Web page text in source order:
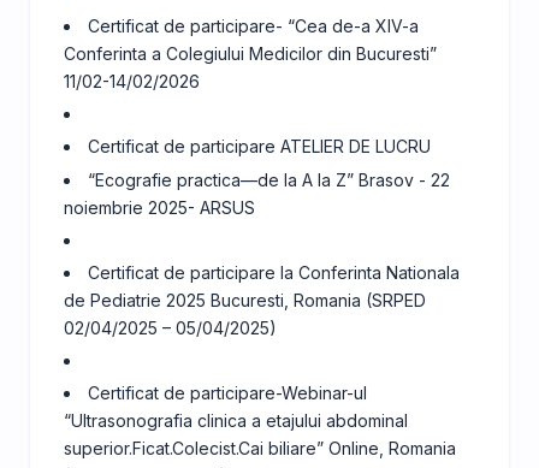
Certificat de participare- “Cea de-a XIV-a
Conferinta a Colegiului Medicilor din Bucuresti”
11/02-14/02/2026
Certificat de participare ATELIER DE LUCRU
“Ecografie practica—de la A la Z” Brasov - 22
noiembrie 2025- ARSUS
Certificat de participare la Conferinta Nationala
de Pediatrie 2025 Bucuresti, Romania (SRPED
02/04/2025 – 05/04/2025)
Certificat de participare-Webinar-ul
“Ultrasonografia clinica a etajului abdominal
superior.Ficat.Colecist.Cai biliare” Online, Romania